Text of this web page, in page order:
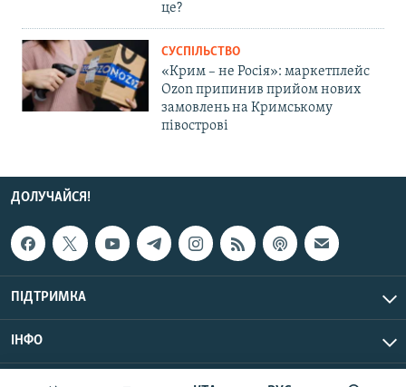
це?
СУСПІЛЬСТВО
«Крим – не Росія»: маркетплейс
Ozon припинив прийом нових
замовлень на Кримському
півострові
ДОЛУЧАЙСЯ!
ПІДТРИМКА
ІНФО